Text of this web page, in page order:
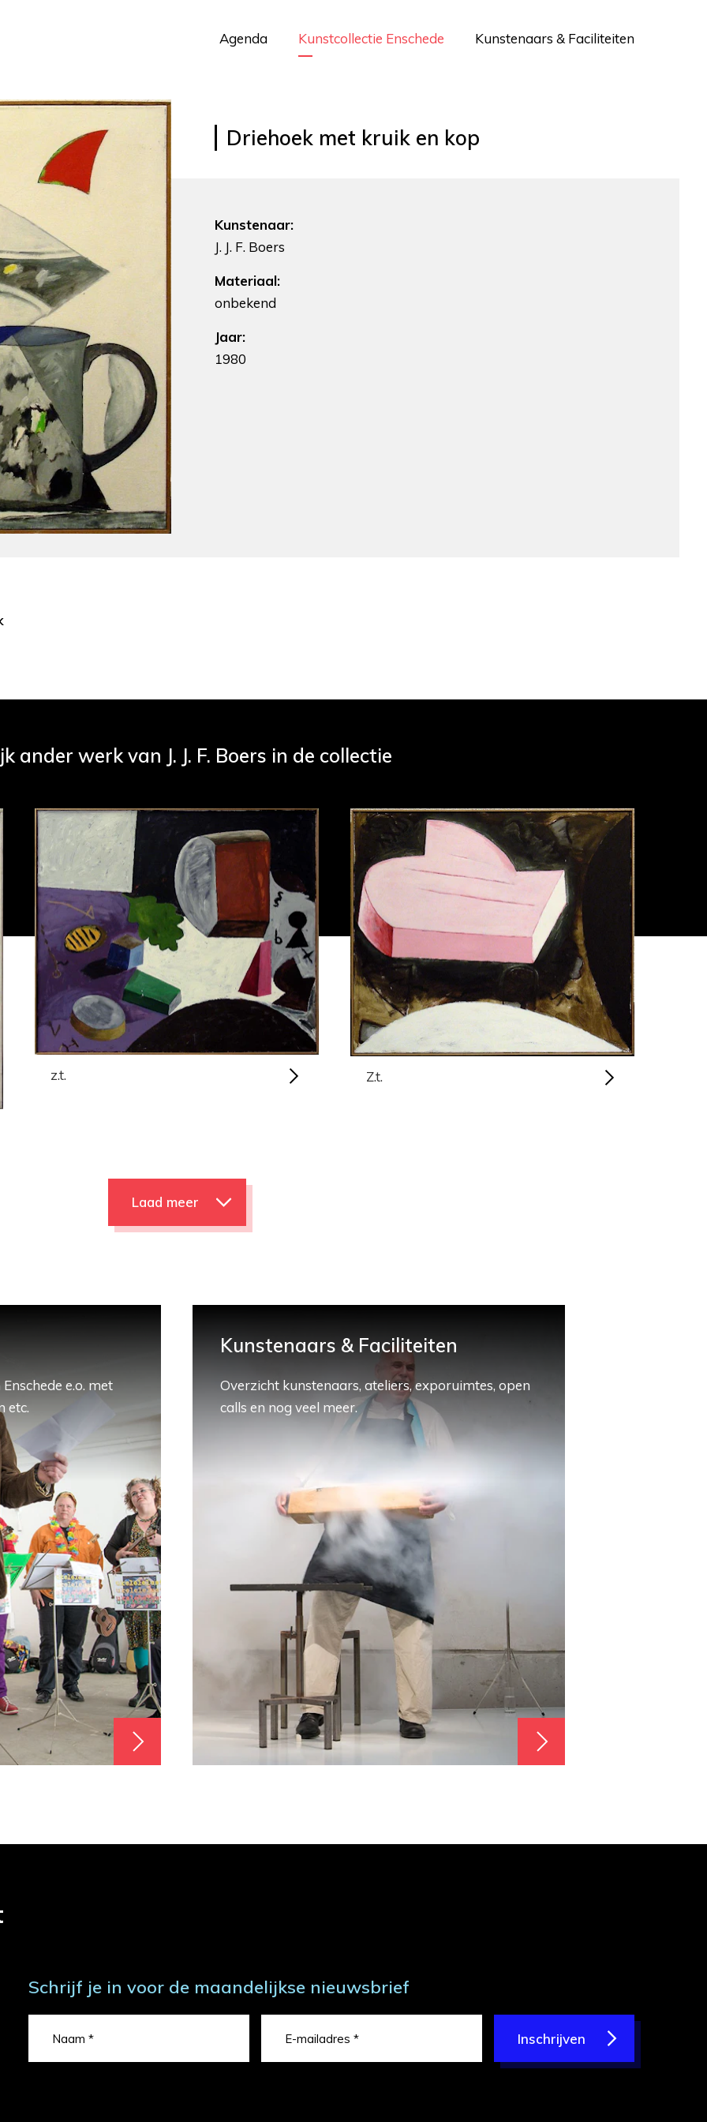
Agenda Kunstcollectie Enschede Kunstenaars & Faciliteiten
Driehoek met kruik en kop
Kunstenaar:
J. J. F. Boers
Materiaal:
onbekend
Jaar:
1980
ander werk van J. J. F. Boers in de collectie
z.t. Z.t.
Laad meer
e.o. met
etc.
Kunstenaars & Faciliteiten
Overzicht kunstenaars, ateliers, exporuimtes, open
calls en nog veel meer.
Schrijf je in voor de maandelijkse nieuwsbrief
Inschrijven